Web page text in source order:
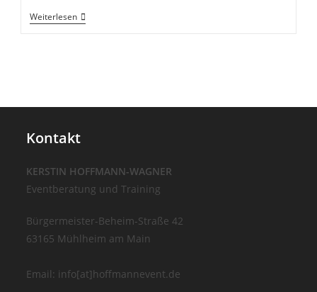
Weiterlesen10
Jahre
Kontakt
KERSTIN HOFFMANN-WAGNER
Eventberatung und Training
Bürgermeister-Beheim-Straße 42
63165 Mühlheim am Main
Email: info[at]hoffmannevent.de